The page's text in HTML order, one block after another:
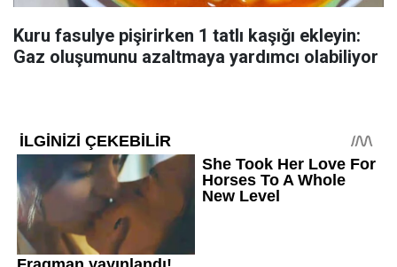
Kuru fasulye pişirirken 1 tatlı kaşığı ekleyin:
Gaz oluşumunu azaltmaya yardımcı olabiliyor